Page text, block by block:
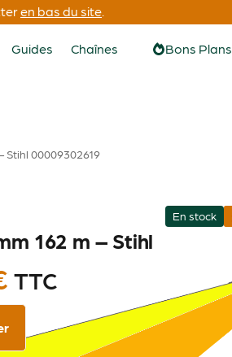
en bas du site.
Guides Chaînes
Bons Plans
Stihl 00009302619
En stock
162 m – Stihl
TTC